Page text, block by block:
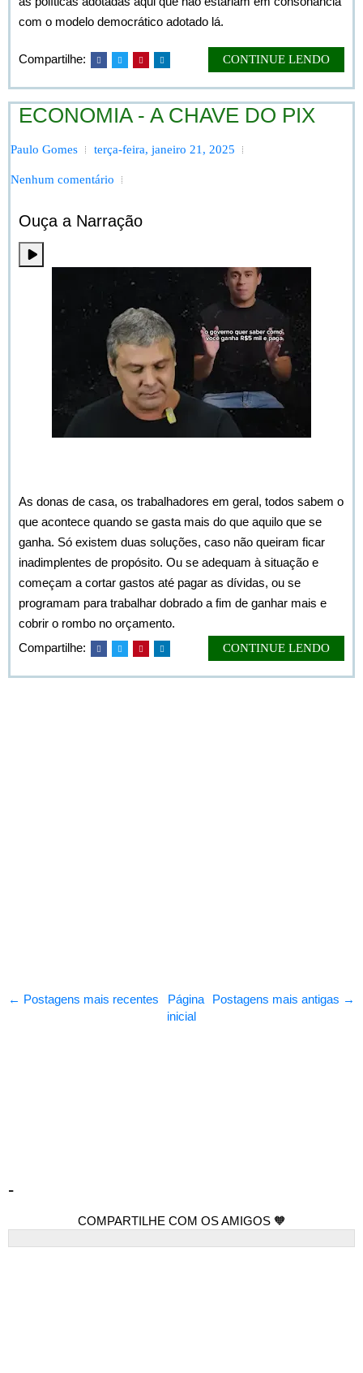
com o modelo democrático adotado lá.
Compartilhe: CONTINUE LENDO
ECONOMIA - A CHAVE DO PIX
Paulo Gomes terça-feira, janeiro 21, 2025
Nenhum comentário
Ouça a Narração
As donas de casa, os trabalhadores em geral, todos sabem o
que acontece quando se gasta mais do que aquilo que se
ganha. Só existem duas soluções, caso não queiram ficar
inadimplentes de propósito. Ou se adequam à situação e
começam a cortar gastos até pagar as dívidas, ou se
programam para trabalhar dobrado a fim de ganhar mais e
cobrir o rombo no orçamento.
Compartilhe:
CONTINUE LENDO
← Postagens mais recentes Postagens mais antigas →
Página
inicial
-
COMPARTILHE COM OS AMIGOS 🧡